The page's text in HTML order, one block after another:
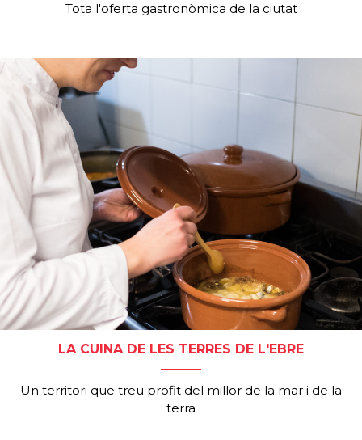
Tota l'oferta gastronòmica de la ciutat
LA CUINA DE LES TERRES DE L'EBRE
Un territori que treu profit del millor de la mar i de la
terra